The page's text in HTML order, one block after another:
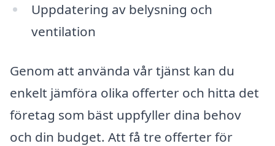
Uppdatering av belysning och
ventilation
Genom att använda vår tjänst kan du
enkelt jämföra olika offerter och hitta det
företag som bäst uppfyller dina behov
och din budget. Att få tre offerter för